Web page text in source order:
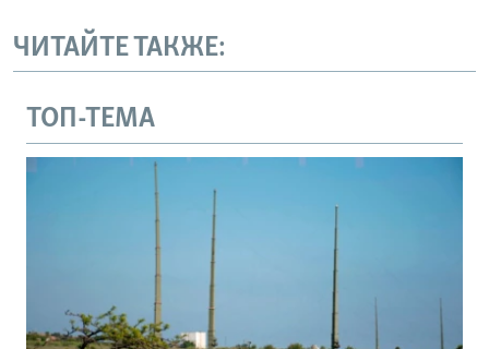
ЧИТАЙТЕ ТАКЖЕ:
ТОП-ТЕМА